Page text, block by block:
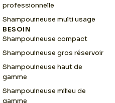
professionnelle
Shampouineuse multi usage
BESOIN
Shampouineuse compact
Shampouineuse gros réservoir
Shampouineuse haut de
gamme
Shampouineuse milieu de
gamme